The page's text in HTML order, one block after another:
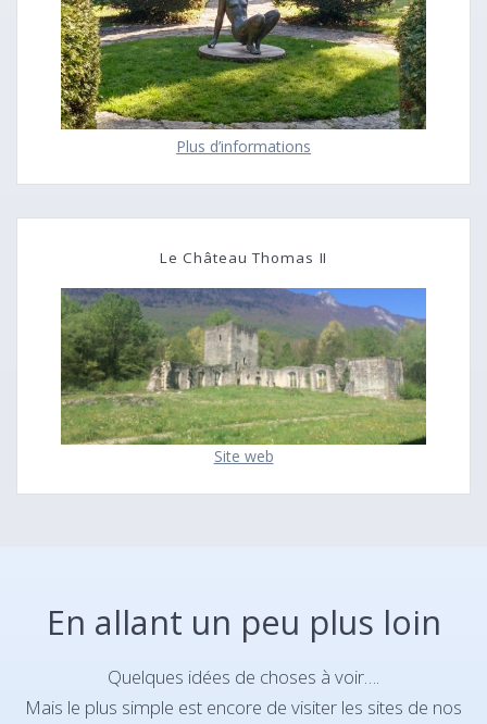
Plus d’informations
Le Château Thomas II
Site web
En allant un peu plus loin
Quelques idées de choses à voir….
Mais le plus simple est encore de visiter les sites de nos